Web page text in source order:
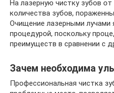
На лазерную чистку зубов
количества зубов,
Очищение лазерными лучами
процедурой, поскольку
преимуществ в сравнении с
Зачем необходима
Профессиональная чистка